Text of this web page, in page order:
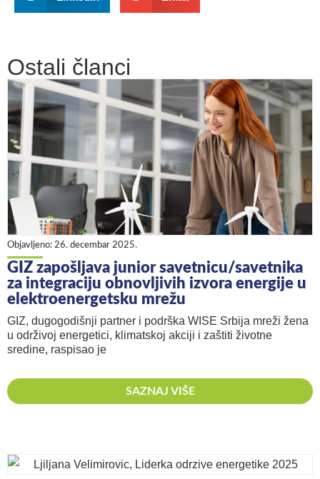
Ostali članci
Objavljeno: 26. decembar 2025.
GIZ zapošljava junior savetnicu/savetnika
za integraciju obnovljivih izvora energije u
elektroenergetsku mrežu
GIZ, dugogodišnji partner i podrška WISE Srbija mreži žena
u održivoj energetici, klimatskoj akciji i zaštiti životne
sredine, raspisao je
SAZNAJ VIŠE